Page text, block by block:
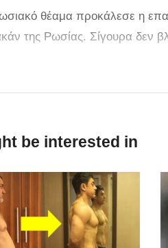
θέαμα προκάλεσε η
της Ρωσίας. Σίγουρα δεν
be interested in